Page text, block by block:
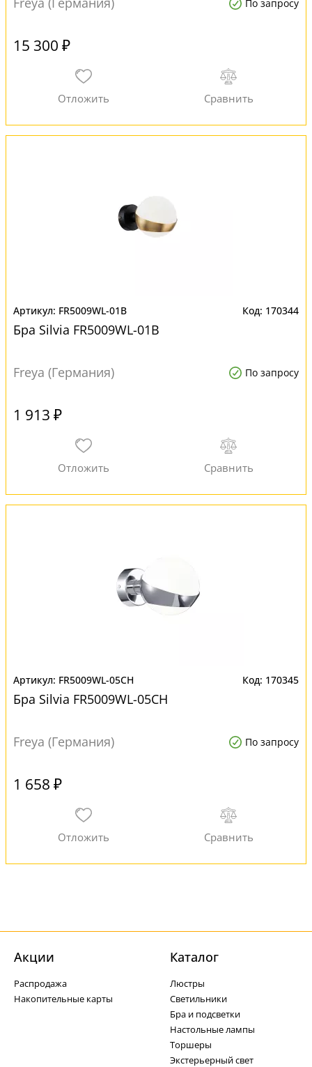
По запросу
15 300 ₽
FR5009WL-01B 170344
Бра Silvia FR5009WL-01B
Freya (Германия) По запросу
1 913 ₽
FR5009WL-05CH 170345
Бра Silvia FR5009WL-05CH
Freya (Германия) По запросу
1 658 ₽
Акции
Распродажа
Накопительные карты
Каталог
Люстры
Светильники
Бра и подсветки
Настольные лампы
Торшеры
Экстерьерный свет